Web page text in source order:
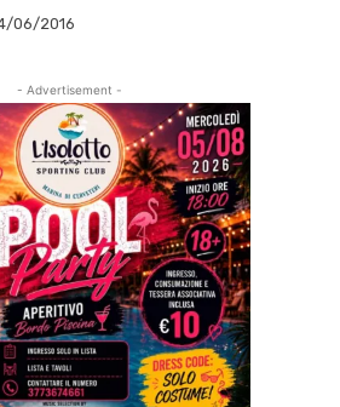
06/2016
- Advertisement -